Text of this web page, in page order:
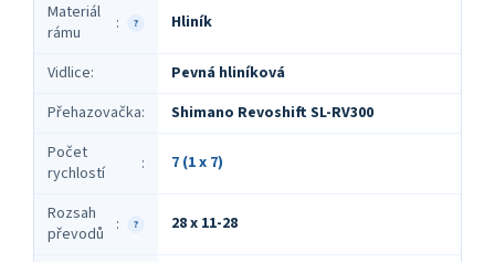
?
Materiál
rámu
: Hliník
Vidlice:
Pevná hliníková
Přehazovačka:
Shimano Revoshift SL-RV300
Počet
rychlostí
: 7 (1 x 7)
?
Rozsah
převodů
: 28 x 11-28